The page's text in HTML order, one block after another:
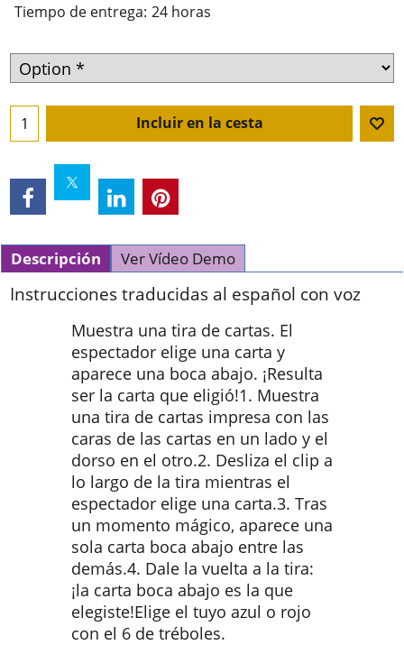
Tiempo de entrega: 24 horas
Incluir en la cesta
Descripción Ver Vídeo Demo
Instrucciones traducidas al español con voz
Muestra una tira de cartas. El
espectador elige una carta y
aparece una boca abajo. ¡Resulta
ser la carta que eligió!1. Muestra
una tira de cartas impresa con las
caras de las cartas en un lado y el
dorso en el otro.2. Desliza el clip a
lo largo de la tira mientras el
espectador elige una carta.3. Tras
un momento mágico, aparece una
sola carta boca abajo entre las
demás.4. Dale la vuelta a la tira:
¡la carta boca abajo es la que
elegiste!Elige el tuyo azul o rojo
con el 6 de tréboles.